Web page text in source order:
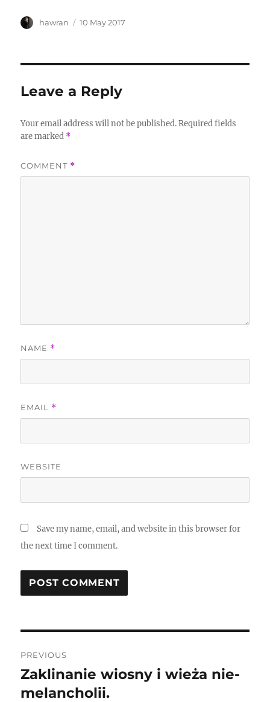
Author
hawran
Posted
10 May 2017
Leave a Reply
Your email address will not be published. Required fields
are marked *
COMMENT *
NAME *
EMAIL *
WEBSITE
Save my name, email, and website in this browser for
the next time I comment.
navigation
PREVIOUS
Previous
post:
Zaklinanie wiosny i wieża nie-
melancholii.